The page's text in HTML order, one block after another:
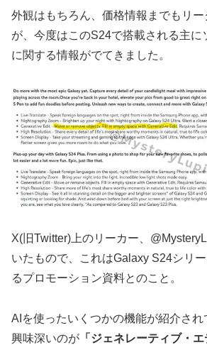
外観はもちろん、価格情報までもリ
が、今度はこのS24で搭載される主に
に関する情報がでてきました。
X(旧Twitter)上のリーカー、
いたもので、これはGalaxy S24シリ
るプロモーション資料とのこと。
AIを使ったいくつかの機能が紹介され
興味深いのが 「ジェネレーティブ・